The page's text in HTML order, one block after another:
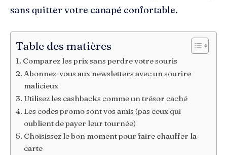
sans quitter votre canapé confortable.
Table des matières
Comparez les prix sans perdre votre souris
Abonnez-vous aux newsletters avec un sourire
malicieux
Utilisez les cashbacks comme un trésor caché
Les codes promo sont vos amis (pas ceux qui
oublient de payer leur tournée)
Choisissez le bon moment pour faire chauffer la
carte